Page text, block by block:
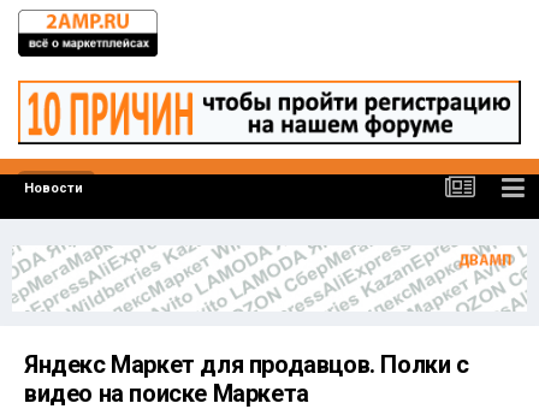
Новости
Яндекс Маркет для продавцов. Полки с
видео на поиске Маркета